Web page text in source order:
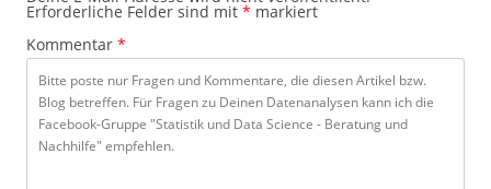
Erforderliche Felder sind mit * markiert
Kommentar *